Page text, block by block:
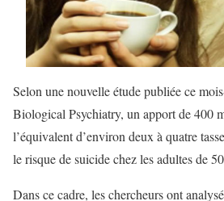
Selon une nouvelle étude publiée ce
Biological Psychiatry, un apport de 400
l’équivalent d’environ deux à quatre
le risque de suicide chez les adultes de
Dans ce cadre, les chercheurs ont